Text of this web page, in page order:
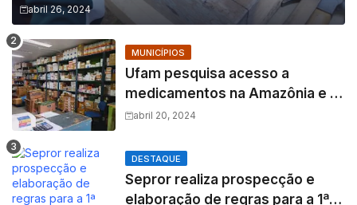
abril 26, 2024
MUNICÍPIOS
Ufam pesquisa acesso a
medicamentos na Amazônia e o
fator amazônico sobre a
abril 20, 2024
DESTAQUE
Sepror realiza prospecção e
elaboração de regras para a 1ª